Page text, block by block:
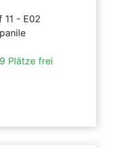
11 - E02
Plätze frei